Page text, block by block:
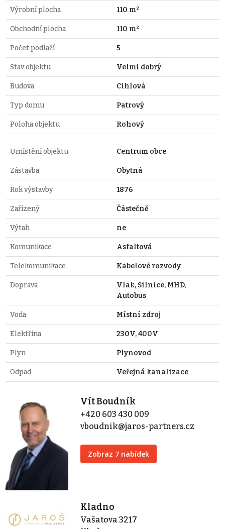
Výrobní plocha 110 m²
Obchodní plocha 110 m²
Počet podlaží 5
Stav objektu Velmi dobrý
Budova Cihlová
Typ domu Patrový
Poloha objektu Rohový
Umístění objektu Centrum obce
Zástavba Obytná
Rok výstavby 1876
Zařízený Částečně
Výtah ne
Komunikace Asfaltová
Telekomunikace Kabelové rozvody
Doprava
Vlak, Silnice, MHD,
Autobus
Voda Místní zdroj
Elektřina 230V, 400V
Plyn Plynovod
Odpad Veřejná kanalizace
Vít Boudník
+420 603 430 009
vboudnik@jaros-partners.cz
Zobraz 7 nabídek
Kladno
Vašatova 3217